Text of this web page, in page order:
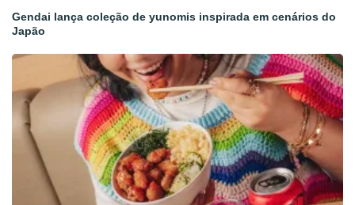
Gendai lança coleção de yunomis inspirada em cenários do
Japão